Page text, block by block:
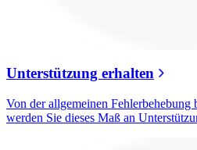
Unterstützung erhalten
Von der allgemeinen
werden Sie dieses Maß an